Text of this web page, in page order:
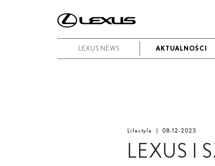
LEXUS NEWS AKTUALNOŚCI
LEXUS NEWS AKTUALNOŚCI
Lifestyle 08-12-2023
LEXUS I
res
Pobierz